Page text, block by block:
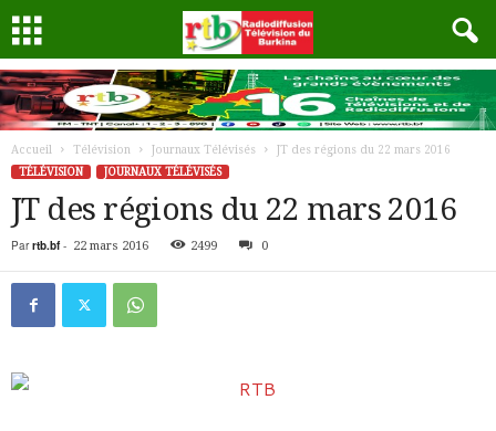
Accueil Télévision Journaux Télévisés
JT des régions du 22 mars 2016
TÉLÉVISION
JOURNAUX TÉLÉVISÉS
JT des régions du 22 mars 2016
Par rtb.bf- 22 mars 2016 2499 0